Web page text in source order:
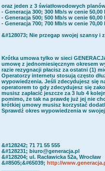
oraz jeden z 3 światłowodowych
- Generacja 300; 300 Mb/s w cenie 50,00
- Generacja 500; 500 Mb/s w cenie 60,00
- Generacja 700; 700 Mb/s w cenie 70,00
&#128073; Nie przegap swojej szansy i
Krótka umowa tylko w sieci
umowę z jednomiesięcznym okresem
razie rezygnacji płacisz za ostatni (1)
Operatorzy internetu stosują często
wypowiedzenia. Jeśli zdecydujesz się
operatorem to gdy zdecydujesz się
musisz zapłacić jeszcze za 3 lub 4
pomimo, że tak na prawdę już jej nie
krótkiej umowy musisz korzystać
Sprawdź okres wypowiedzenia w
&#128242; 71 71 55 555
&#128231; biuro@generacja.pl
&#128204; ul. Racławicka 52a, Wrocław
&#8505;&#65039; http://